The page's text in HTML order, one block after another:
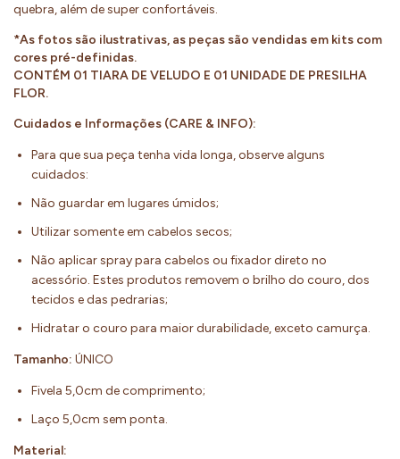
quebra, além de super confortáveis.
*As fotos são ilustrativas, as peças são vendidas em kits com
cores pré-definidas.
CONTÉM 01 TIARA DE VELUDO E 01 UNIDADE DE PRESILHA
FLOR.
Cuidados e Informações (CARE & INFO):
Para que sua peça tenha vida longa, observe alguns
cuidados:
Não guardar em lugares úmidos;
Utilizar somente em cabelos secos;
Não aplicar spray para cabelos ou fixador direto no
acessório. Estes produtos removem o brilho do couro, dos
tecidos e das pedrarias;
Hidratar o couro para maior durabilidade, exceto camurça.
Tamanho: ÚNICO
Fivela 5,0cm de comprimento;
Laço 5,0cm sem ponta.
Material: